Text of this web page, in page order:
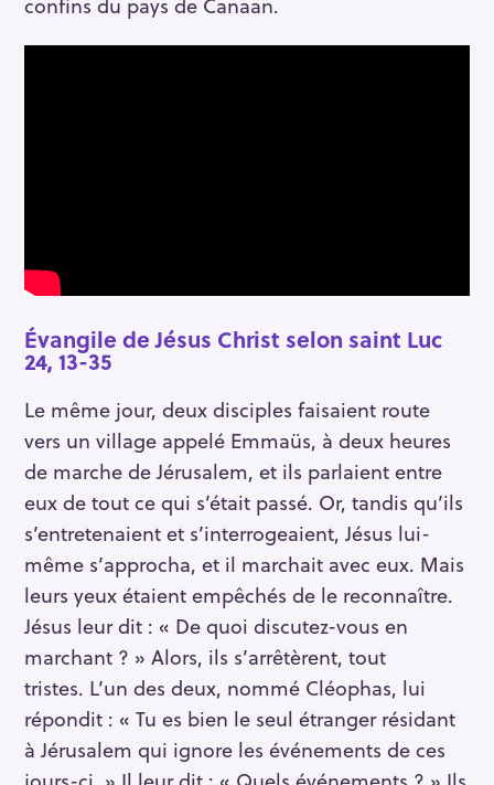
Évangile de Jésus Christ selon saint Luc
24, 13-35
Le même jour, deux disciples faisaient route
vers un village appelé Emmaüs, à deux heures
de marche de Jérusalem, et ils parlaient entre
eux de tout ce qui s’était passé. Or, tandis qu’ils
s’entretenaient et s’interrogeaient, Jésus lui-
même s’approcha, et il marchait avec eux. Mais
leurs yeux étaient empêchés de le reconnaître.
Jésus leur dit : « De quoi discutez-vous en
marchant ? » Alors, ils s’arrêtèrent, tout
tristes. L’un des deux, nommé Cléophas, lui
répondit : « Tu es bien le seul étranger résidant
à Jérusalem qui ignore les événements de ces